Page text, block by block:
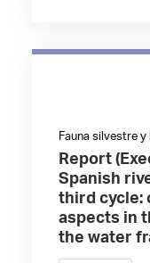
Fauna silvestre
Report
Spanish
third cycle:
aspects in
the water